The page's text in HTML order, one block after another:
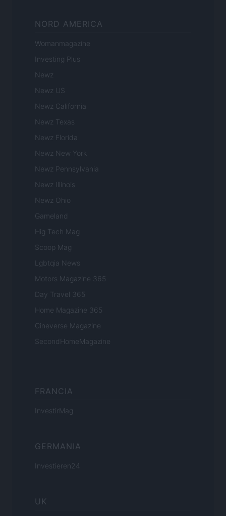
NORD AMERICA
Womanmagazine
Investing Plus
Newz
Newz US
Newz California
Newz Texas
Newz Florida
Newz New York
Newz Pennsylvania
Newz Illinois
Newz Ohio
Gameland
Hig Tech Mag
Scoop Mag
Lgbtqia News
Motors Magazine 365
Day Travel 365
Home Magazine 365
Cineverse Magazine
SecondHomeMagazine
FRANCIA
InvestirMag
GERMANIA
Investieren24
UK